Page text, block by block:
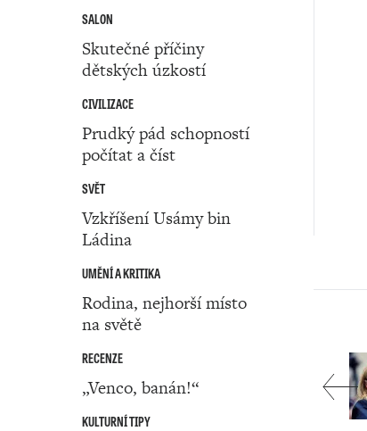
SALON
Skutečné příčiny
dětských úzkostí
CIVILIZACE
Prudký pád schopností
počítat a číst
SVĚT
Vzkříšení Usámy bin
Ládina
UMĚNÍ A KRITIKA
Rodina, nejhorší místo
na světě
RECENZE
„Venco, banán!“
KULTURNÍ TIPY